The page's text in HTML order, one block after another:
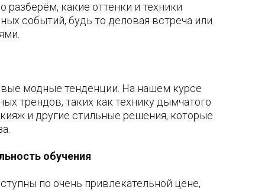
какие оттенки и техники
событий, будь то деловая встреча или
модные тенденции. На нашем курсе
трендов, таких как технику дымчатого
и другие стильные решения, которые
обучения
по очень привлекательной цене,